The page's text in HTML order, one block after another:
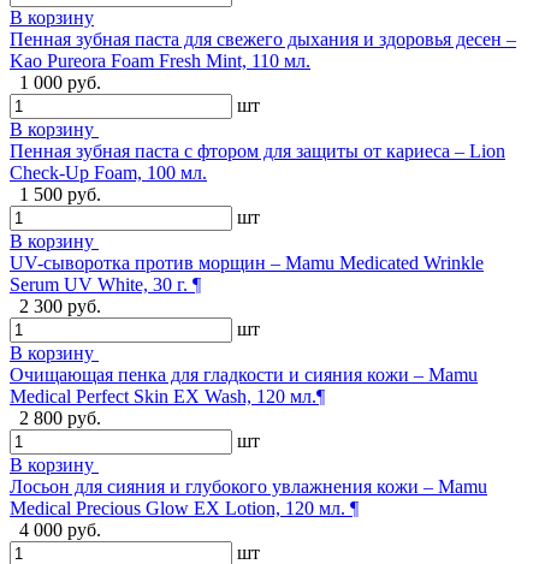
В корзину
Пенная зубная паста для свежего дыхания и здоровья десен –
Kao Pureora Foam Fresh Mint, 110 мл.
1 000 руб.
шт
В корзину
Пенная зубная паста с фтором для защиты от кариеса – Lion
Check-Up Foam, 100 мл.
1 500 руб.
шт
В корзину
UV-сыворотка против морщин – Mamu Medicated Wrinkle
Serum UV White, 30 г. ¶
2 300 руб.
шт
В корзину
Очищающая пенка для гладкости и сияния кожи – Mamu
Medical Perfect Skin EX Wash, 120 мл.¶
2 800 руб.
шт
В корзину
Лосьон для сияния и глубокого увлажнения кожи – Mamu
Medical Precious Glow EX Lotion, 120 мл. ¶
4 000 руб.
шт